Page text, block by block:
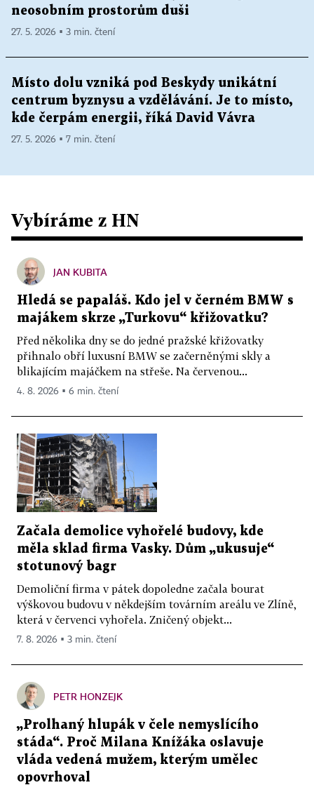
neosobním prostorům duši
27. 5. 2026 ▪ 3 min. čtení
Místo dolu vzniká pod Beskydy unikátní
centrum byznysu a vzdělávání. Je to místo,
kde čerpám energii, říká David Vávra
27. 5. 2026 ▪ 7 min. čtení
Vybíráme z HN
JAN KUBITA
Hledá se papaláš. Kdo jel v černém BMW s
majákem skrze „Turkovu“ křižovatku?
Před několika dny se do jedné pražské křižovatky
přihnalo obří luxusní BMW se začerněnými skly a
blikajícím majáčkem na střeše. Na červenou...
4. 8. 2026 ▪ 6 min. čtení
Začala demolice vyhořelé budovy, kde
měla sklad firma Vasky. Dům „ukusuje“
stotunový bagr
Demoliční firma v pátek dopoledne začala bourat
výškovou budovu v někdejším továrním areálu ve Zlíně,
která v červenci vyhořela. Zničený objekt...
7. 8. 2026 ▪ 3 min. čtení
PETR HONZEJK
„Prolhaný hlupák v čele nemyslícího
stáda“. Proč Milana Knížáka oslavuje
vláda vedená mužem, kterým umělec
opovrhoval